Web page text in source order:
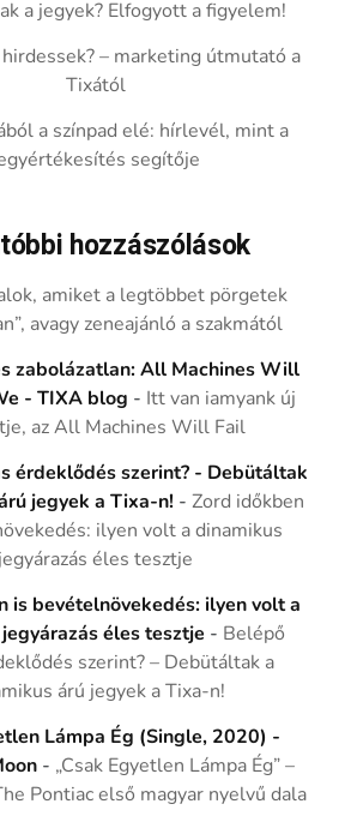
a jegyek? Elfogyott a figyelem!
– marketing útmutató a
Tixától
a színpad elé: hírlevél, mint a
segítője
hozzászólások
amiket a legtöbbet pörgetek
avagy zeneajánló a szakmától
zabolázatlan: All Machines Will
- TIXA blog - Itt van iamyank új
az All Machines Will Fail
érdeklődés szerint? - Debütáltak
jegyek a Tixa-n! -Zord időkben
ilyen volt a dinamikus
jegyárazás éles tesztje
is bevételnövekedés: ilyen volt a
éles tesztje - Belépő
szerint? – Debütáltak a
árú jegyek a Tixa-n!
Lámpa Ég (Single, 2020) -
- „Csak Egyetlen Lámpa Ég” –
Pontiac első magyar nyelvű dala